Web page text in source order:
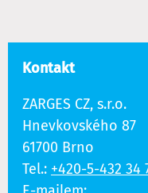
Kontakt
ZARGES CZ, s.r.o.
Hnevkovského 87
61700 Brno
Tel.: +420-5-432 34